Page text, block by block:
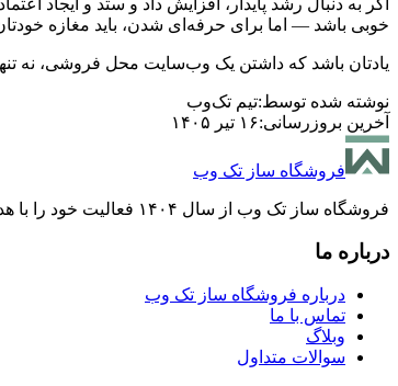
خوبی باشد — اما برای حرفه‌ای شدن، باید مغازه
یادتان باشد که داشتن یک وب‌سایت محل فروشی، نه
نوشته شده توسط:تیم تک‌وب
آخرین بروزرسانی:۱۶ تیر ۱۴۰۵
فروشگاه ساز تک وب
فروشگاه ساز تک وب از سال ۱۴۰۴ فعالیت خود را با هدف ساده‌سازی فرایند ساخت فروشگاه‌های اینترنتی آغاز کرد. هدف ما، ایجاد تجربه‌ای راحت و بدون پیچیدگی برای فروشندگان آنلاین است.
درباره ما
درباره فروشگاه ساز تک وب
تماس با ما
وبلاگ
سوالات متداول